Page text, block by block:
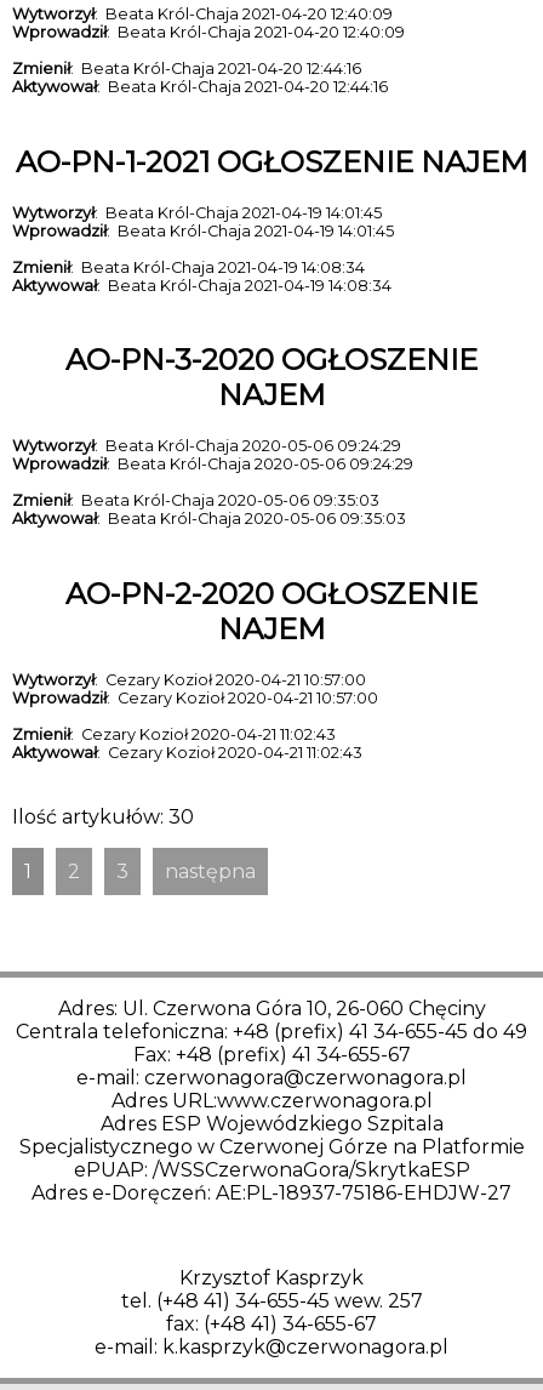
Wytworzył: Beata Król-Chaja 2021-04-20 12:40:09
Wprowadził: Beata Król-Chaja 2021-04-20 12:40:09
Zmienił: Beata Król-Chaja 2021-04-20 12:44:16
Aktywował: Beata Król-Chaja 2021-04-20 12:44:16
AO-PN-1-2021 OGŁOSZENIE NAJEM
Wytworzył: Beata Król-Chaja 2021-04-19 14:01:45
Wprowadził: Beata Król-Chaja 2021-04-19 14:01:45
Zmienił: Beata Król-Chaja 2021-04-19 14:08:34
Aktywował: Beata Król-Chaja 2021-04-19 14:08:34
AO-PN-3-2020 OGŁOSZENIE
NAJEM
Wytworzył: Beata Król-Chaja 2020-05-06 09:24:29
Wprowadził: Beata Król-Chaja 2020-05-06 09:24:29
Zmienił: Beata Król-Chaja 2020-05-06 09:35:03
Aktywował: Beata Król-Chaja 2020-05-06 09:35:03
AO-PN-2-2020 OGŁOSZENIE
NAJEM
Wytworzył: Cezary Kozioł 2020-04-21 10:57:00
Wprowadził: Cezary Kozioł 2020-04-21 10:57:00
Zmienił: Cezary Kozioł 2020-04-21 11:02:43
Aktywował: Cezary Kozioł 2020-04-21 11:02:43
Ilość artykułów: 30
1 2 3 następna
Adres: Ul. Czerwona Góra 10, 26-060 Chęciny
Centrala telefoniczna: +48 (prefix) 41 34-655-45 do 49
Fax: +48 (prefix) 41 34-655-67
e-mail: czerwonagora@czerwonagora.pl
Adres URL:www.czerwonagora.pl
Adres ESP Wojewódzkiego Szpitala
Specjalistycznego w Czerwonej Górze na Platformie
ePUAP: /WSSCzerwonaGora/SkrytkaESP
Adres e-Doręczeń: AE:PL-18937-75186-EHDJW-27
Krzysztof Kasprzyk
tel. (+48 41) 34-655-45 wew. 257
fax: (+48 41) 34-655-67
e-mail: k.kasprzyk@czerwonagora.pl